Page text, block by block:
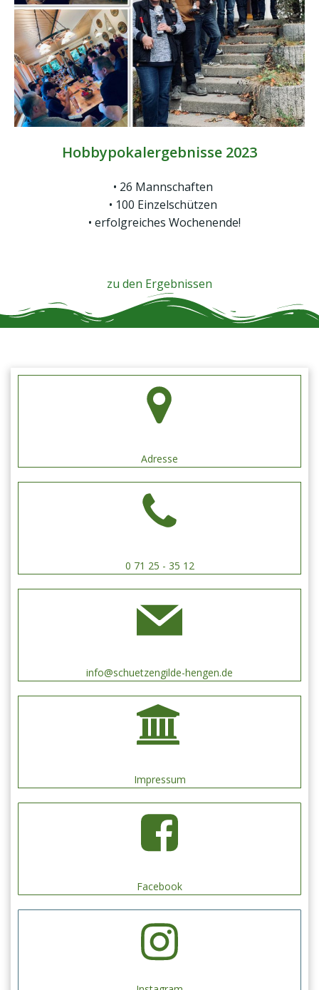
Hobbypokalergebnisse 2023
26 Mannschaften
100 Einzelschützen
erfolgreiches Wochenende!
zu den Ergebnissen
Adresse
0 71 25 - 35 12
info@schuetzengilde-hengen.de
Impressum
Facebook